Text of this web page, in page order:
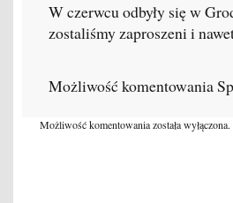
W czerwcu odbyły się w
zostaliśmy zaproszeni i
Możliwość komentowania
Możliwość komentowania została wyłączona.